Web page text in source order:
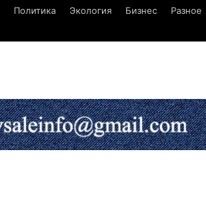
Политика Экология Бизнес
Разное